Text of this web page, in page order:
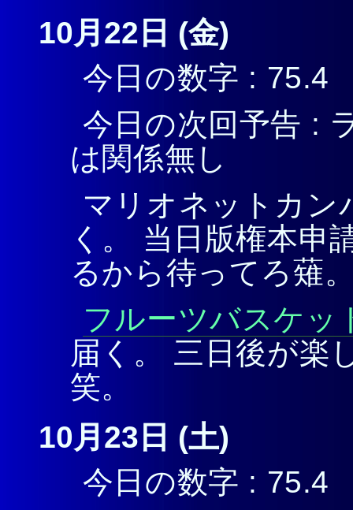
10月22日 (金)
今日の数字 : 75.4
今日の次回予告 :
は関係無し
マリオネットカン
く。 当日版権本申
るから待ってろ薙
フルーツバスケッ
届く。 三日後が楽
笑。
10月23日 (土)
今日の数字 : 75.4